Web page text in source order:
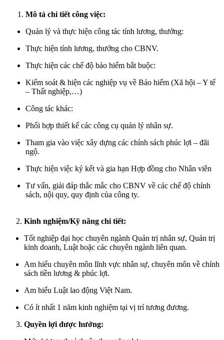
Mô tả chi tiết công việc:
Quản lý và thực hiện công tác tính lương, thưởng:
Thực hiện tính lương, thưởng cho CBNV.
Thực hiện các chế độ bảo hiểm bắt buộc:
Kiểm soát & hiện các nghiệp vụ về Bảo hiểm (Xã hội – Y tế
– Thất nghiệp,…)
Công tác khác:
Phối hợp thiết kế các công cụ quản lý nhân sự.
Tham gia vào việc xây dựng các chính sách phúc lợi – đãi
ngộ.
Thực hiện việc ký kết và gia hạn Hợp đồng cho Nhân viên
Tư vấn, giải đáp thắc mắc cho CBNV về các chế độ chính
sách, nội quy, quy định của công ty.
Kinh nghiệm/Kỹ năng chi tiết:
Tốt nghiệp đại học chuyên ngành Quản trị nhân sự, Quản trị
kinh doanh, Luật hoặc các chuyên ngành liên quan.
Am hiểu chuyên môn lĩnh vực nhân sự, chuyên môn về chính
sách tiền lương & phúc lợi.
Am hiểu Luật lao động Việt Nam.
Có ít nhất 1 năm kinh nghiệm tại vị trí tương đương.
Quyền lợi được hưởng: